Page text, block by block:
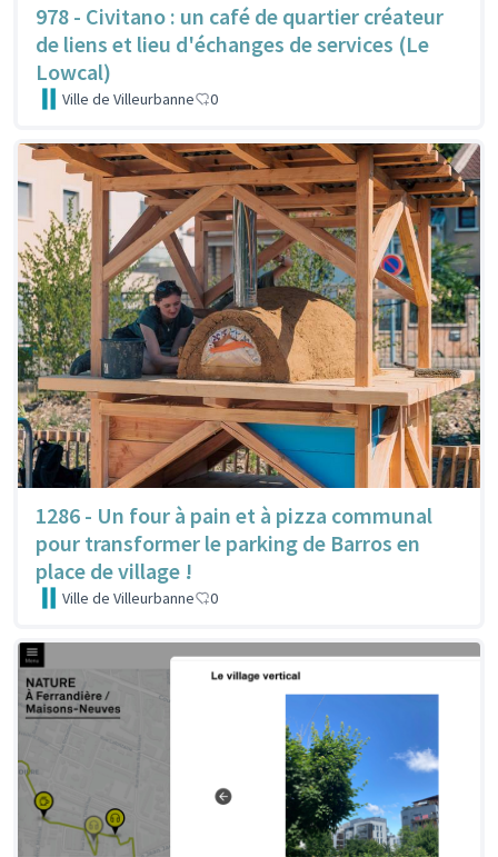
978 - Civitano : un café de quartier créateur
de liens et lieu d'échanges de services (Le
Lowcal)
Ville de Villeurbanne 0
1286 - Un four à pain et à pizza communal
pour transformer le parking de Barros en
place de village !
Ville de Villeurbanne 0